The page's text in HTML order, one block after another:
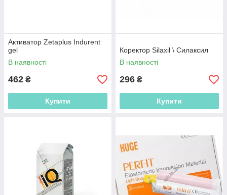
Активатор Zetaplus Indurent
gel
В наявності
462 ₴
Купити
Коректор Silaxil \ Силаксил
В наявності
296 ₴
Купити